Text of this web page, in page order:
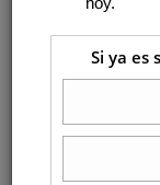
Si ya es